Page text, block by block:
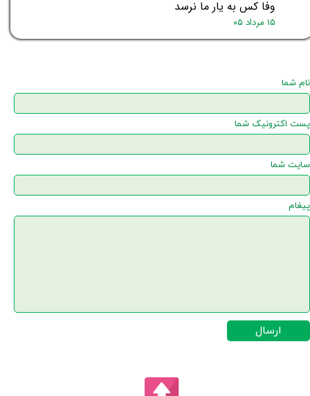
وفا کس به یار ما نرسد
۱۵ مرداد ۰۵
نام شما
پست اکترونیک شما
سایت شما
پیغام
ارسال